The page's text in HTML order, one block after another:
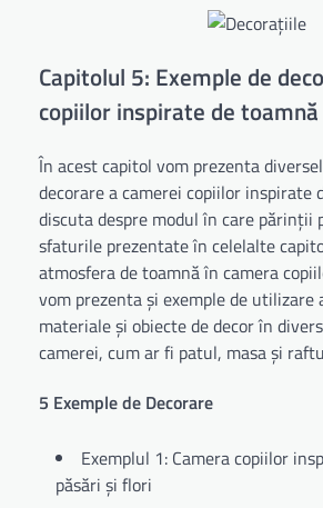
Capitolul 5: Exemple de
copiilor inspirate de toamnă
În acest capitol vom prezenta
decorare a camerei copiilor inspirate
discuta despre modul în care părinții
sfaturile prezentate în celelalte
atmosfera de toamnă în camera
vom prezenta și exemple de
materiale și obiecte de decor în
camerei, cum ar fi patul, masa și
5 Exemple de Decorare
Exemplul 1: Camera copiilor
păsări și flori